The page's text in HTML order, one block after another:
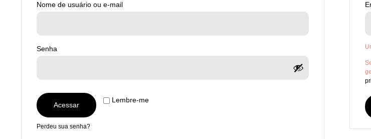
Nome de usuário ou e-mail
Senha
Lembre-me
Acessar
Perdeu sua senha?